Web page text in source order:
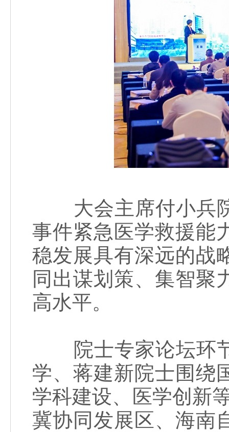
大会主席付小兵院
事件紧急医学救援能
稳发展具有深远的战
同出谋划策、集智聚
高水平。
院士专家论坛环节
学、蒋建新院士围绕
学科建设、医学创新
冀协同发展区、海南